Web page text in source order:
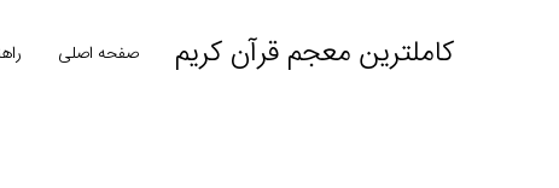
کاملترین معجم قرآن کریم صفحه اصلی